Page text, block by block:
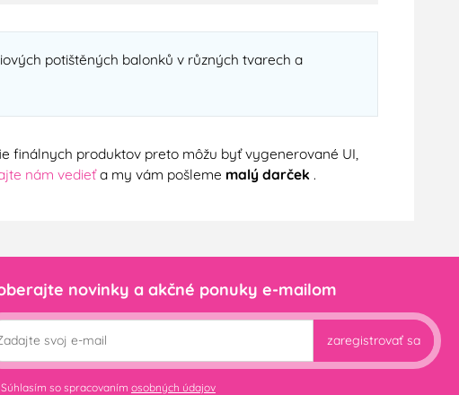
potištěných balonků v různých tvarech a
finálnych produktov preto môžu byť vygenerované UI,
nám vedieťa my vám pošleme malý darček .
novinky a akčné ponuky e-mailom
zaregistrovať sa
Súhlasím so spracovaním osobných údajov